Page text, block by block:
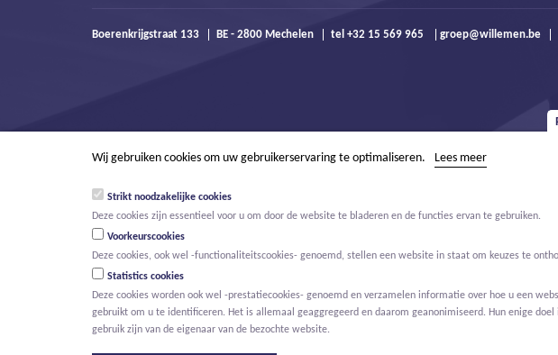
Boerenkrijgstraat 133 BE - 2800 Mechelen tel +32 15 569 965 groep@willemen.be
© Willemen Groep Activiteiten Projecten Innovatie
Wij gebruiken cookies om uw gebruikerservaring te optimaliseren. Lees meer
Strikt noodzakelijke cookies
Deze cookies zijn essentieel voor u om door de website te bladeren en de functies ervan te gebruiken.
Voorkeurscookies
Deze cookies, ook wel -functionaliteitscookies- genoemd, stellen een website in staat om keuzes te
Statistics cookies
Deze cookies worden ook wel -prestatiecookies- genoemd en verzamelen informatie over hoe u een
gebruikt om u te identificeren. Het is allemaal geaggregeerd en daarom geanonimiseerd. Hun enige
gebruik zijn van de eigenaar van de bezochte website.